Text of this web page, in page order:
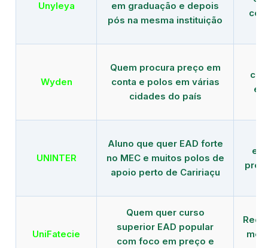
Unyleya
em graduação e depois
pós na mesma instituição
Wyden
Quem procura preço em
conta e polos em várias
cidades do país
UNINTER
Aluno que quer EAD forte
no MEC e muitos polos de
apoio perto de Caririaçu
UniFatecie
Quem quer curso
superior EAD popular
com foco em preço e